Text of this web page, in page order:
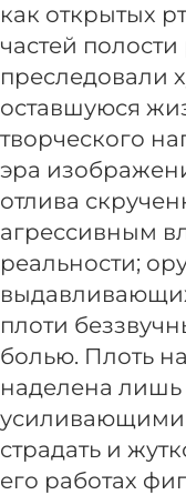
как открытых
частей
преследовали
оставшуюся
творческого
эра
отлива
агрессивным
реальности;
плоти
болью. Плоть
наделена
усиливающими
страдать и
его работах